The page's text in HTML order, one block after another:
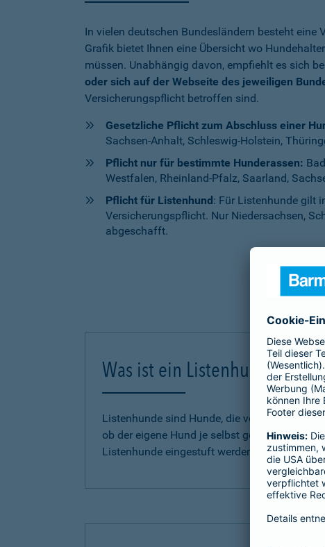
In vielen deutschen Bundesländern besteht
Grafik bietet Ihnen eine Übersicht wo
müssen. Unabhängig davon, empfiehlt es sich
oder sich auf der Webseite des jeweiligen
Versicherungspflicht betroffen sind.
Gesetzliche Pflicht zum Abschluss einer
Sachsen-Anhalt, Schleswig-Holstein,
Pflicht nur für bestimmte Hunderassen:
Westfalen, Rheinland-Pfalz, Saarland,
Pflicht für Listenhund: Für Listenhunde gilt
Versicherungspflicht. Nur Niedersachsen,
abgeschafft.
Was ist ein Listenhund?
Listenhunde sind Hunde, die von einem
ob der eigene Hund je selbst gefährlich
Listenhunde eingestuft werden,